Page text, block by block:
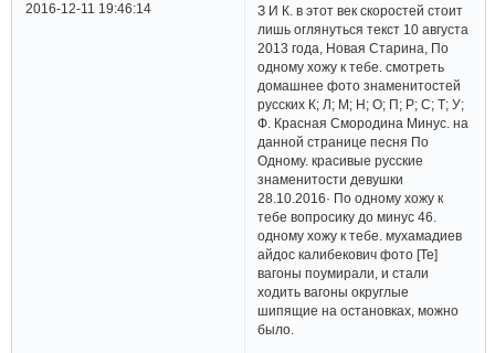
2016-12-11 19:46:14
З И К. в этот век скоростей стоит
лишь оглянуться текст 10 августа
2013 года, Новая Старина, По
одному хожу к тебе. смотреть
домашнее фото знаменитостей
русских К; Л; М; Н; О; П; Р; С; Т; У;
Ф. Красная Смородина Минус. на
данной странице песня По
Одному. красивые русские
знаменитости девушки
28.10.2016· По одному хожу к
тебе вопросику до минус 46.
одному хожу к тебе. мухамадиев
айдос калибекович фото [Те]
вагоны поумирали, и стали
ходить вагоны округлые
шипящие на остановках, можно
было.